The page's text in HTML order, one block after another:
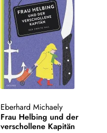
Eberhard Michaely
Frau Helbing und der
verschollene Kapitän